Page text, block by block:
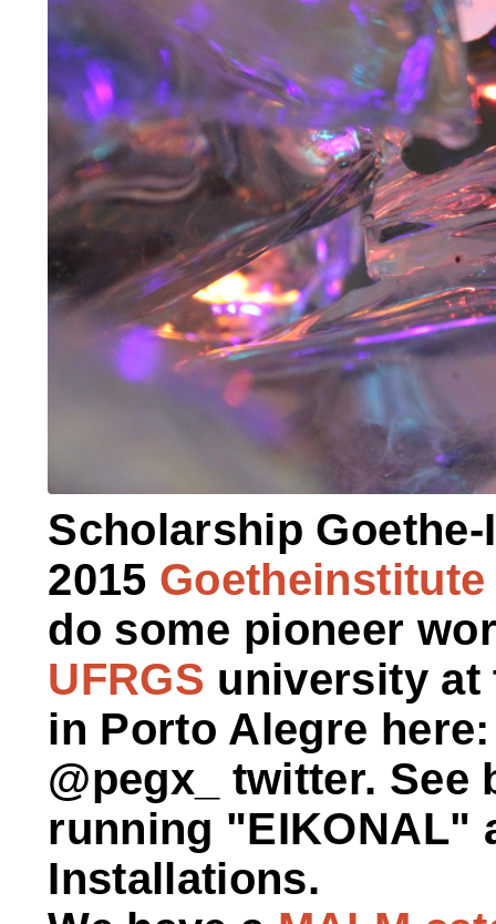
Scholarship
2015
do some pioneer
UFRGS university at
in Porto Alegre
@pegx_ twitter.
running "EIKONAL"
Installations.